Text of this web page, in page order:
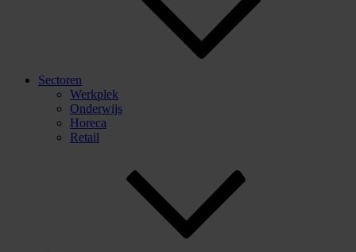
Sectoren
Werkplek
Onderwijs
Horeca
Retail